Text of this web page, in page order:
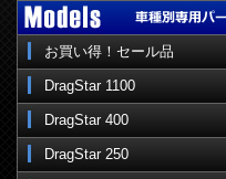
お買い得！セール品
DragStar 1100
DragStar 400
DragStar 250